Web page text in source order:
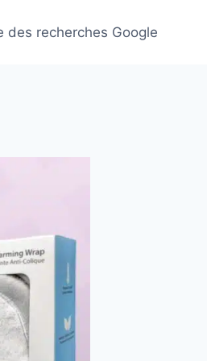
des recherches Google